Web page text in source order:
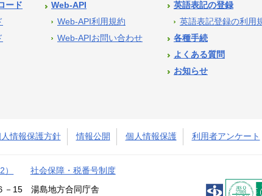
ード
Web-API
Web-API利用規約
Web-APIお問い合わせ
英語表記の登録
英語表記登録の利用
各種手続
よくある質問
お知らせ
情報保護方針 情報公開 個人情報保護 利用者アンケート
社会保障・税番号制度
－15 湯島地方合同庁舎